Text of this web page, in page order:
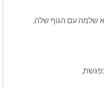
שלמה עם הגוף שלה,